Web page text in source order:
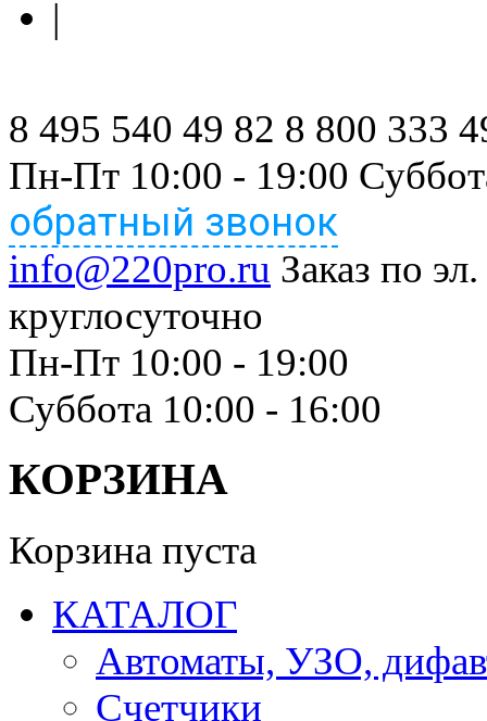
|
8 495 540 49 82 8 800 333
Пн-Пт 10:00 - 19:00
обратный звонок
info@220pro.ru Заказ по
круглосуточно
Пн-Пт 10:00 - 19:00
Суббота 10:00 - 16:00
КОРЗИНА
Корзина пуста
КАТАЛОГ
Автоматы, УЗО,
Счетчики